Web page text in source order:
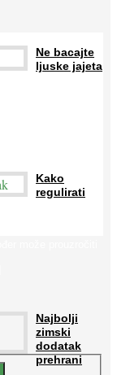
Ne bacajte
ljuske jajeta
Kako
regulirati
Najbolji
zimski
dodatak
prehrani